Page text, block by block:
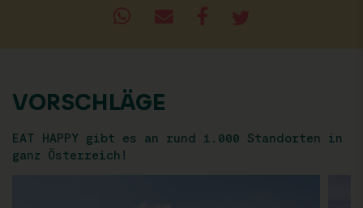
VORSCHLÄGE
EAT HAPPY gibt es an rund 1.000 Standorten in
ganz Österreich!